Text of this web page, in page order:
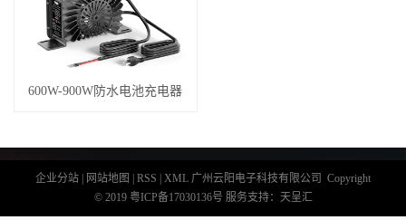
600W-900W防水电池充电器
企业分站 网站地图 RSS XML 广州云阳电子科技有限公司 Copyright
© 2019 粤ICP备17030136号 服务支持： 天呈汇